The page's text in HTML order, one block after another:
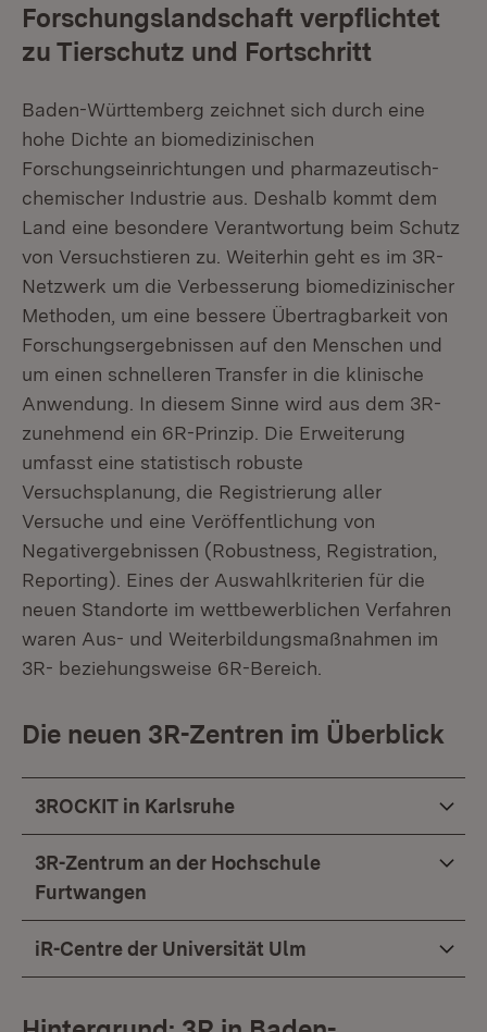
Forschungslandschaft verpflichtet
zu Tierschutz und Fortschritt
Baden-Württemberg zeichnet sich durch eine
hohe Dichte an biomedizinischen
Forschungseinrichtungen und pharmazeutisch-
chemischer Industrie aus. Deshalb kommt dem
Land eine besondere Verantwortung beim Schutz
von Versuchstieren zu. Weiterhin geht es im 3R-
Netzwerk um die Verbesserung biomedizinischer
Methoden, um eine bessere Übertragbarkeit von
Forschungsergebnissen auf den Menschen und
um einen schnelleren Transfer in die klinische
Anwendung. In diesem Sinne wird aus dem 3R-
zunehmend ein 6R-Prinzip. Die Erweiterung
umfasst eine statistisch robuste
Versuchsplanung, die Registrierung aller
Versuche und eine Veröffentlichung von
Negativergebnissen (Robustness, Registration,
Reporting). Eines der Auswahlkriterien für die
neuen Standorte im wettbewerblichen Verfahren
waren Aus- und Weiterbildungsmaßnahmen im
3R- beziehungsweise 6R-Bereich.
Die neuen 3R-Zentren im Überblick
3ROCKIT in Karlsruhe
3R-Zentrum an der Hochschule
Furtwangen
iR-Centre der Universität Ulm